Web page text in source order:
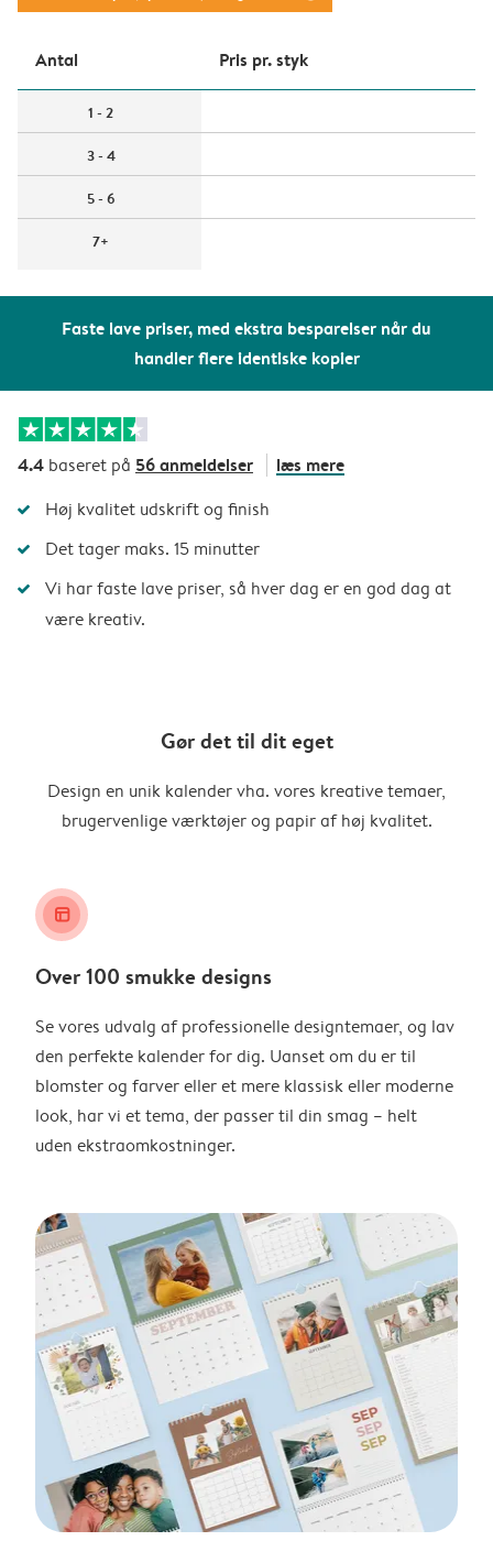
Faste lave priser, med ekstra besparelser når du
handler flere identiske kopier
Antal Pris pr. styk
1 - 2
3 - 4
5 - 6
7+
4.4 baseret på 56 anmeldelser læs mere
Høj kvalitet udskrift og finish
Det tager maks. 15 minutter
Vi har faste lave priser, så hver dag er en god dag at
være kreativ.
Gør det til dit eget
Design en unik kalender vha. vores kreative temaer,
brugervenlige værktøjer og papir af høj kvalitet.
layout_alt
Over 100 smukke designs
Se vores udvalg af professionelle designtemaer, og lav
den perfekte kalender for dig. Uanset om du er til
blomster og farver eller et mere klassisk eller moderne
look, har vi et tema, der passer til din smag – helt
uden ekstraomkostninger.